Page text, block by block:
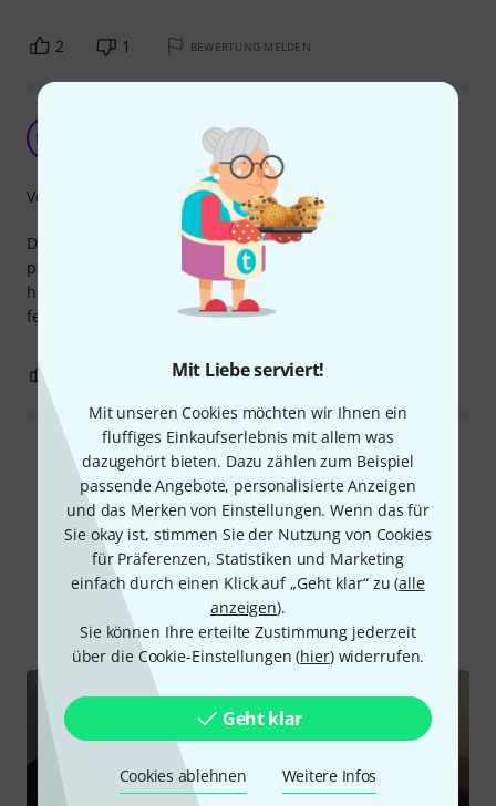
Mit Liebe serviert!
Mit unseren Cookies möchten wir Ihnen ein
fluffiges Einkaufserlebnis mit allem was
dazugehört bieten. Dazu zählen zum Beispiel
passende Angebote, personalisierte Anzeigen
und das Merken von Einstellungen. Wenn das für
Sie okay ist, stimmen Sie der Nutzung von Cookies
für Präferenzen, Statistiken und Marketing
einfach durch einen Klick auf „Geht klar“ zu (alle
anzeigen).
Sie können Ihre erteilte Zustimmung jederzeit
über die Cookie-Einstellungen (hier) widerrufen.
Geht klar
Cookies ablehnen Weitere Infos
2 1 BEWERTUNG MELDEN
NM Top! Sehr gute Verarbeitung und robust
Nexor Music 01.10.2012
Durch die verschraubte Halterung des Mikros, wird es
perfekt gefedert und von Stößen etc beschützt. Selbst bei
häufigem einstellen des Winkels bleibt die Schraube zum
feststellen sehr stark und lässt nicht nach.
Verarbeitung
BEWERTUNG MELDEN
Alle Bewertungen lesen
Schon gewusst?
Videos Ratgeber